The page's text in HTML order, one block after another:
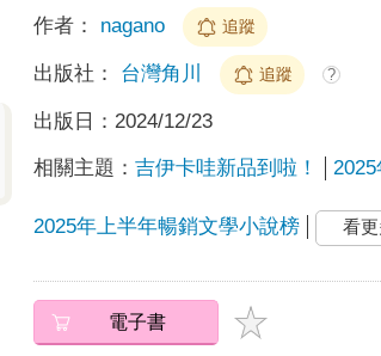
作者： nagano 追蹤
出版社： 台灣角川 追蹤 ?
出版日： 2024/12/23
相關主題：吉伊卡哇新品到啦！
2025年上半年暢銷文學小說榜 看
電子書